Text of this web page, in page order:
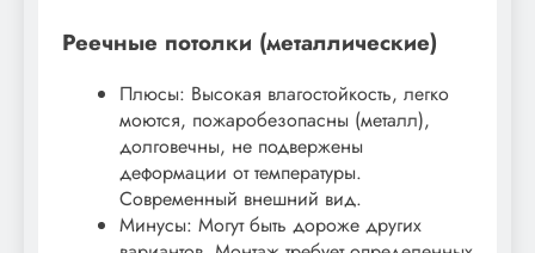
Реечные потолки (металлические)
Плюсы: Высокая влагостойкость, легко
моются, пожаробезопасны (металл),
долговечны, не подвержены
деформации от температуры.
Современный внешний вид.
Минусы: Могут быть дороже других